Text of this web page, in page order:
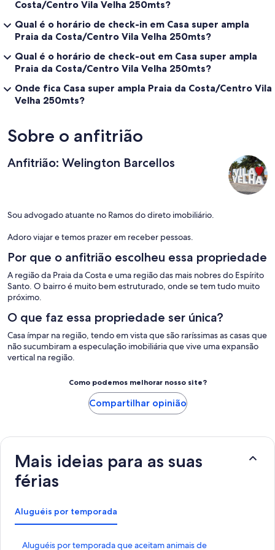
Costa/Centro Vila Velha 250mts?
Qual é o horário de check-in em Casa super ampla
Praia da Costa/Centro Vila Velha 250mts?
Qual é o horário de check-out em Casa super ampla
Praia da Costa/Centro Vila Velha 250mts?
Onde fica Casa super ampla Praia da Costa/Centro Vila
Velha 250mts?
Sobre o anfitrião
Anfitrião: Welington Barcellos
Sou advogado atuante no Ramos do direto imobiliário.
Adoro viajar e temos prazer em receber pessoas.
Por que o anfitrião escolheu essa propriedade
A região da Praia da Costa e uma região das mais nobres do Espírito
Santo. O bairro é muito bem estruturado, onde se tem tudo muito
próximo.
O que faz essa propriedade ser única?
Casa ímpar na região, tendo em vista que são raríssimas as casas que
não sucumbiram a especulação imobiliária que vive uma expansão
vertical na região.
Como podemos melhorar nosso site?
Compartilhar opinião
Mais ideias para as suas
férias
Aluguéis por temporada
Aluguéis por temporada que aceitam animais de
L